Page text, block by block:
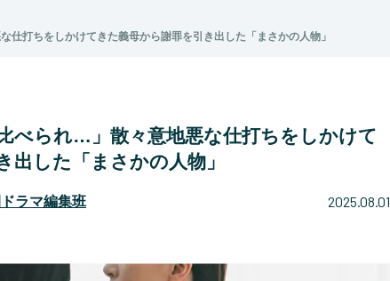
仕打ちをしかけてきた義母から謝罪を引き出した「まさかの人物」
べられ…」散々意地悪な仕打ちをしかけて
出した「まさかの人物」
ラマ編集班 2025.08.01